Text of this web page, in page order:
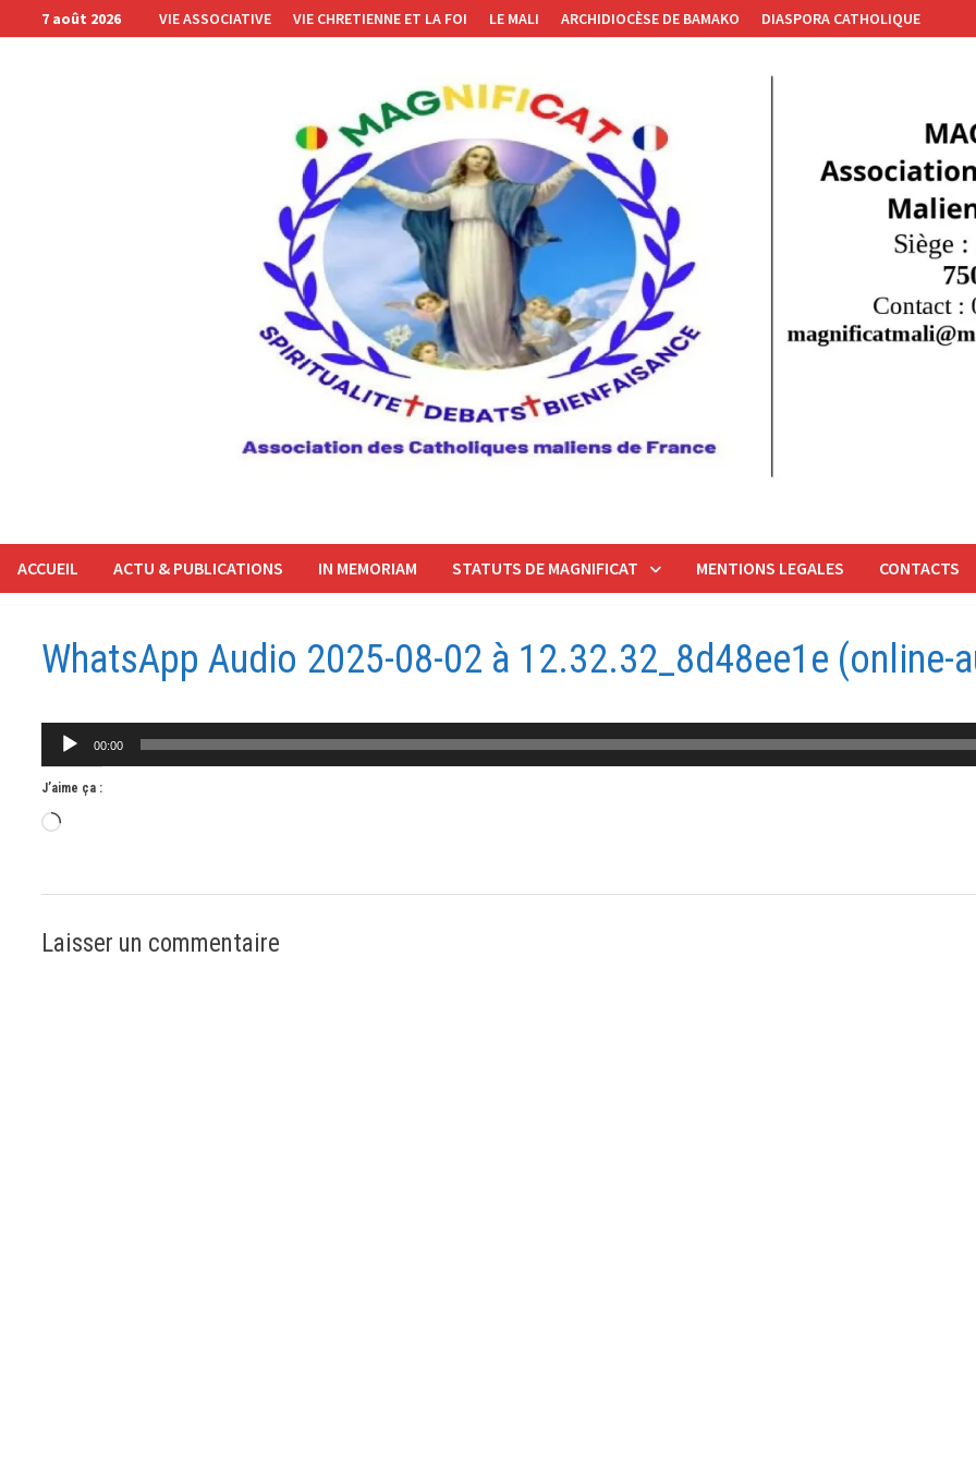
Passer
au
7 août 2026 VIE ASSOCIATIVE VIE CHRETIENNE ET LA FOI LE MALI ARCHIDIOCÈSE DE BAMAKO DIASPORA CATHOLIQUE
ACCUEIL ACTU & PUBLICATIONS IN MEMORIAM STATUTS DE MAGNIFICAT MENTIONS LEGALES CONTACTS
WhatsApp Audio 2025-08-02 à 12.32.32_8d48ee1e (online-
Lecteur
audio
00:00
J’aime ça :
Chargement…
Laisser un commentaire